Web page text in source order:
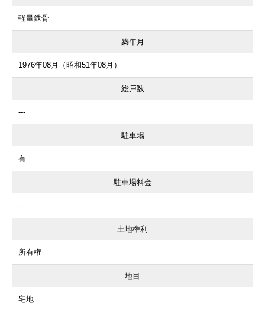
軽量鉄骨
築年月
1976年08月（昭和51年08月）
総戸数
---
駐車場
有
駐車場料金
---
土地権利
所有権
地目
宅地